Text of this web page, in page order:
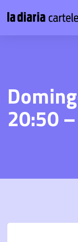
20:50